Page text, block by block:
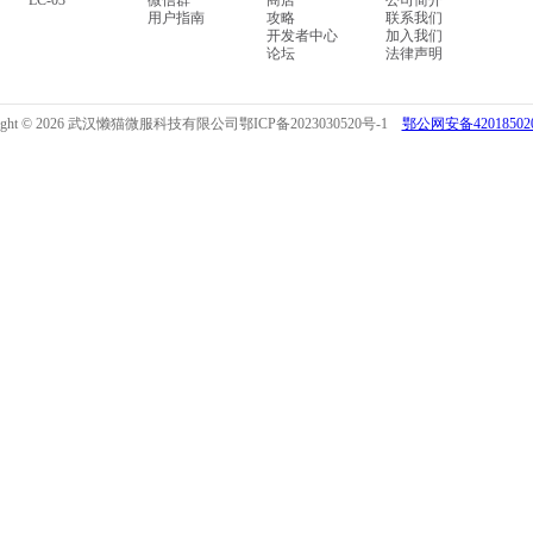
用户指南
攻略
开发者中心
论坛
联系我们
加入我们
法律声明
© 2026 武汉懒猫微服科技有限公司鄂ICP备2023030520号-1 鄂公网安备